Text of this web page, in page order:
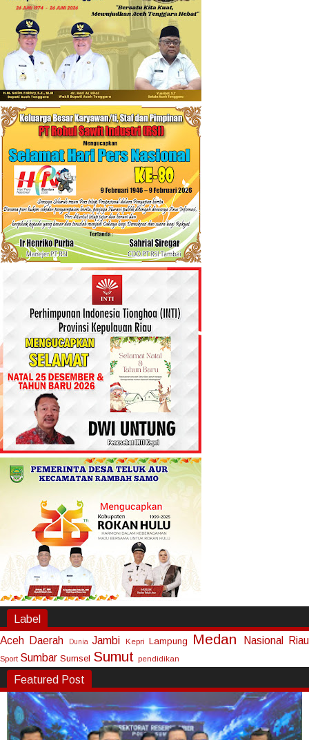
Label
Aceh Daerah Dunia Jambi Kepri Lampung Medan Nasional Riau
Sport Sumbar Sumsel Sumut pendidikan
Featured Post